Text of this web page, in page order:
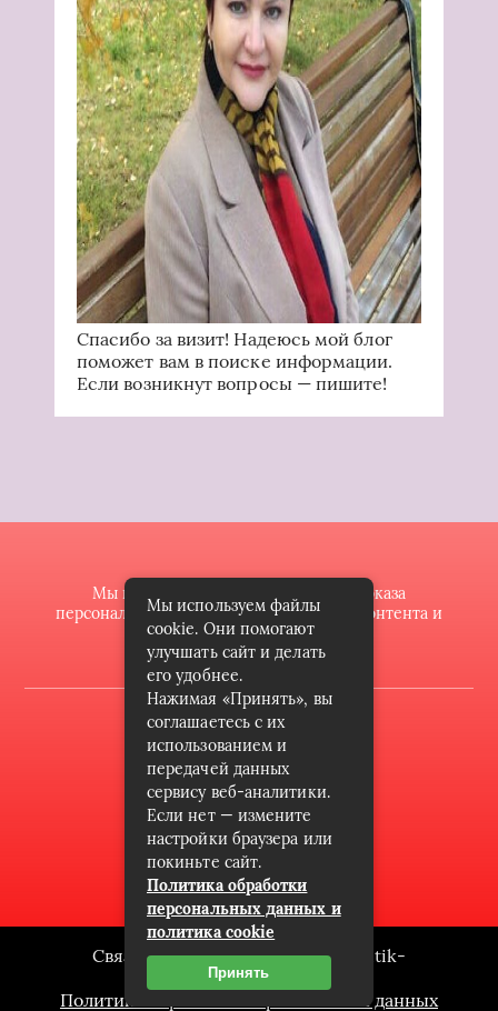
Спасибо за визит! Надеюсь мой блог
поможет вам в поиске информации.
Если возникнут вопросы — пишите!
Мы используем файлы cookie для показа
персонализированной рекламы и/или контента и
анализа нашего трафика.
2022 © butik-doll.ru
Карта сайта
Контакты
Пользовательское соглашение
Архив
Связаться с редакцией сайта: butik-
doll.ru@mailwebsite.ru
Политика обработки персональных данных
Мы используем файлы
cookie. Они помогают
улучшать сайт и делать
его удобнее.
Нажимая «Принять», вы
соглашаетесь с их
использованием и
передачей данных
сервису веб-аналитики.
Если нет — измените
настройки браузера или
покиньте сайт.
Политика обработки
персональных данных и
политика cookie
Принять